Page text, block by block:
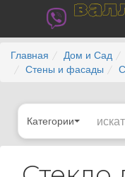
Главная Дом и Сад
Стены и фасады
Категории